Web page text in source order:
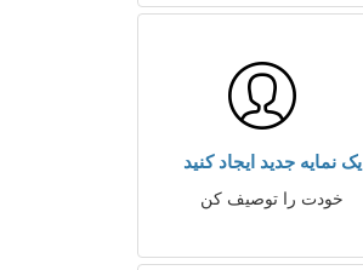
یک نمایه جدید ایجاد کنید
خودت را توصیف کن